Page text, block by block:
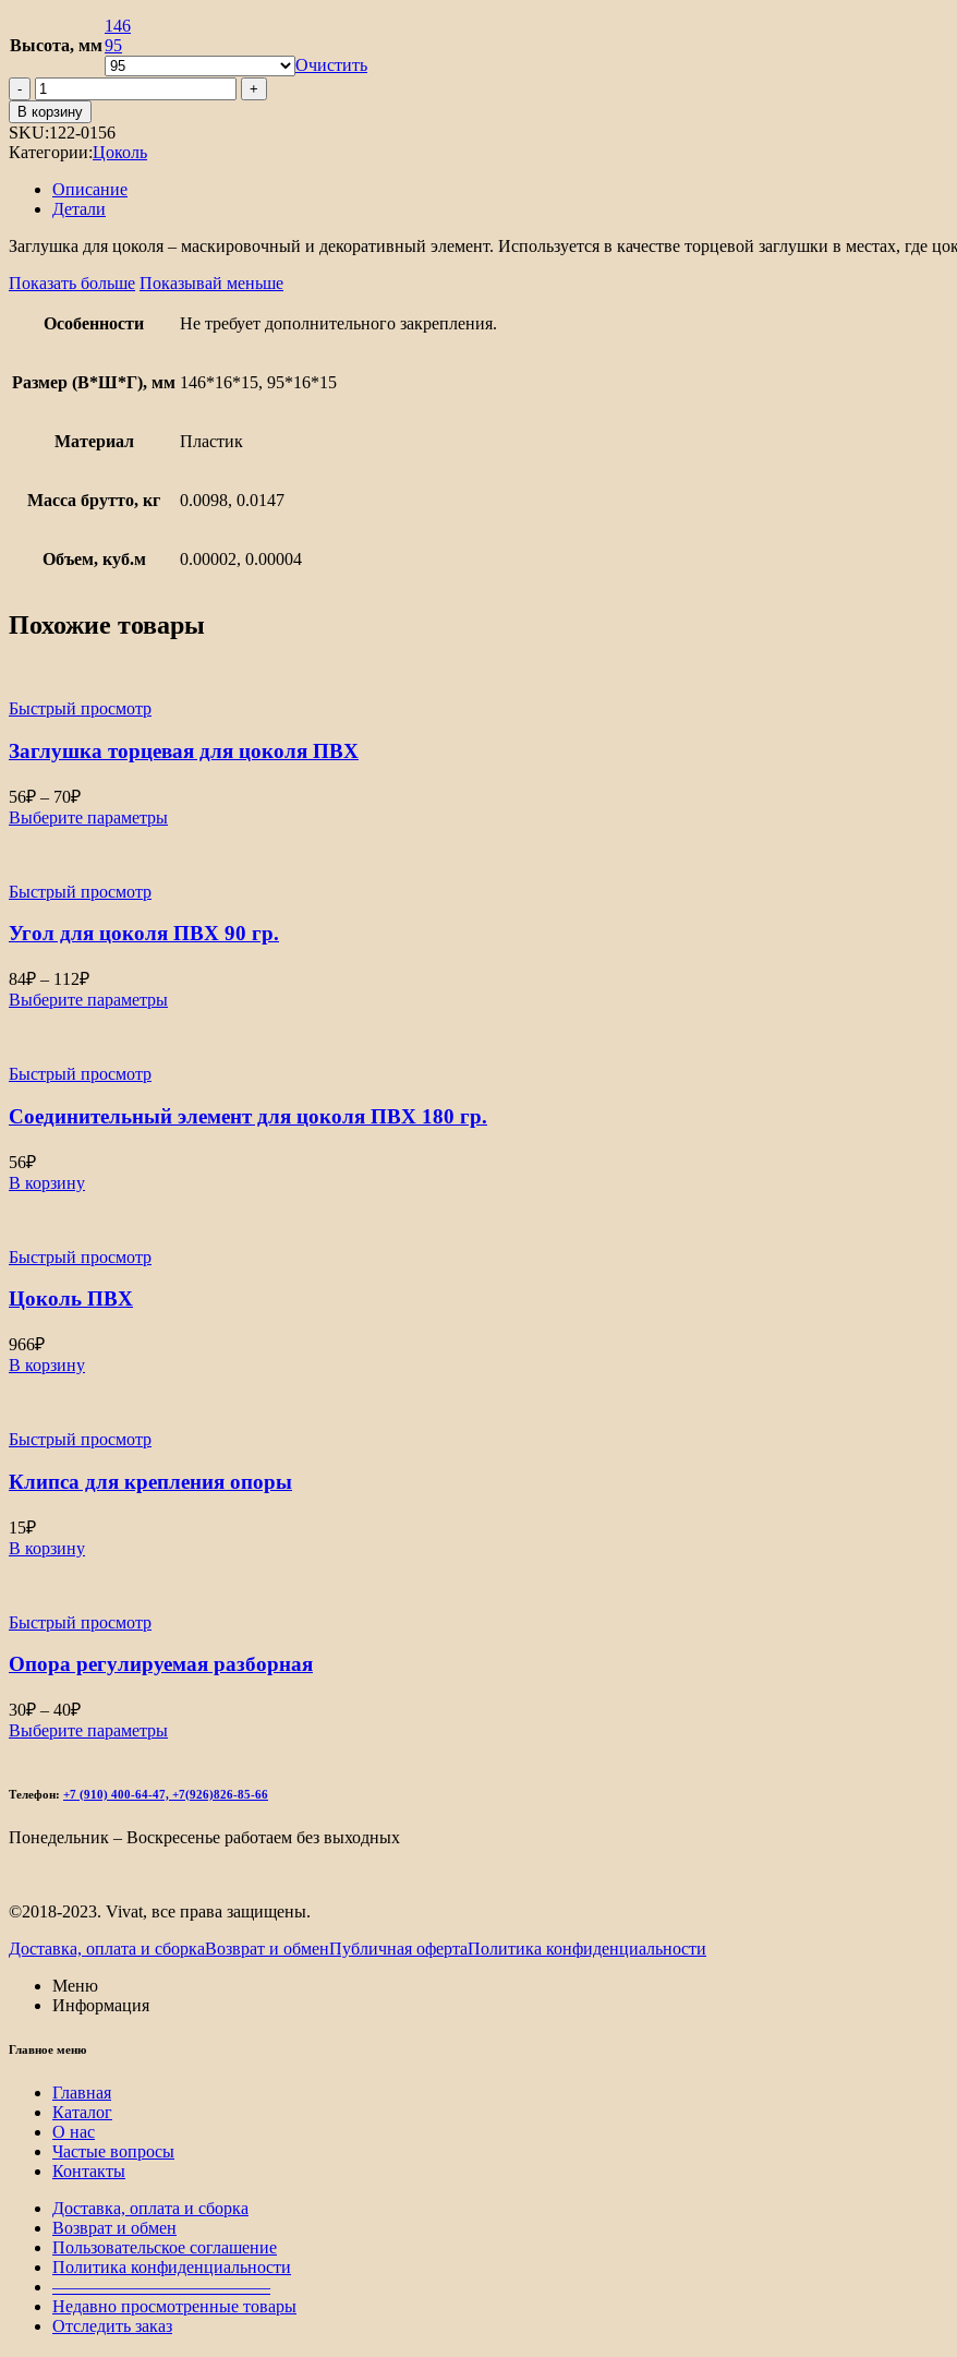
56₽
–
Высота, мм
146
95
Очистить
Количество
товара
Заглушка
торцевая
для
цоколя
ПВХ
В корзину
SKU:122-0156
Категории:Цоколь
Описание
Детали
Заглушка для цоколя – маскировочный и декоративный элемент. Используется в качестве торцевой заглушки в местах, где
Показать больше Показывай меньше
Особенности Не требует дополнительного закрепления.
Размер (В*Ш*Г), мм 146*16*15, 95*16*15
Материал Пластик
Масса брутто, кг 0.0098, 0.0147
Объем, куб.м 0.00002, 0.00004
Похожие товары
Быстрый просмотр
Заглушка торцевая для цоколя ПВХ
56₽ – 70₽Диапазон
цен:
Выберите параметры
Быстрый просмотр
Угол для цоколя ПВХ 90 гр.
84₽ – 112₽Диапазон
цен:
Выберите параметры
Быстрый просмотр
Соединительный элемент для цоколя ПВХ 180 гр.
56₽
В корзину
Быстрый просмотр
Цоколь ПВХ
966₽
В корзину
Быстрый просмотр
Клипса для крепления опоры
15₽
В корзину
Быстрый просмотр
Опора регулируемая разборная
30₽ – 40₽Диапазон
цен:
40₽
Выберите параметры
Телефон: +7 (910) 400-64-47, +7(926)826-85-66
Понедельник – Воскресенье работаем без выходных
©2018-2023. Vivat, все права защищены.
Доставка, оплата и сборкаВозврат и обменПубличная офертаПолитика конфиденциальности
Меню
Информация
Главное меню
Главная
Каталог
О нас
Частые вопросы
Контакты
Доставка, оплата и сборка
Возврат и обмен
Пользовательское соглашение
Политика конфиденциальности
————————————–
Недавно просмотренные товары
Отследить заказ